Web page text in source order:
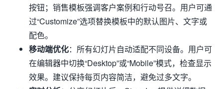
按钮；销售模板强调客户案例和行动号召。用户可通
过“Customize”选项替换模板中的默认图片、文字或
配色。
移动端优化：所有幻灯片自动适配不同设备。用户可
在编辑器中切换“Desktop”或“Mobile”模式，检查显示
效果。建议保持每页内容简洁，避免过多文字。